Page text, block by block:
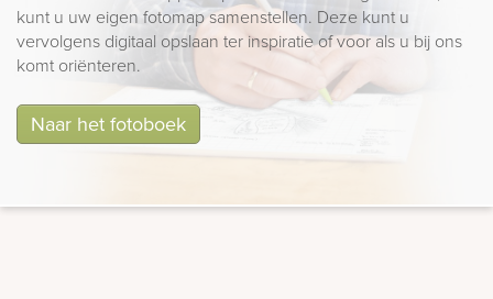
kunt u uw eigen fotomap samenstellen. Deze kunt u
vervolgens digitaal opslaan ter inspiratie of voor als u bij ons
komt oriënteren.
Naar het fotoboek